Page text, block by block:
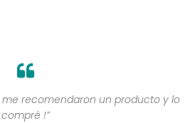
me recomendaron un producto y lo
compré !”